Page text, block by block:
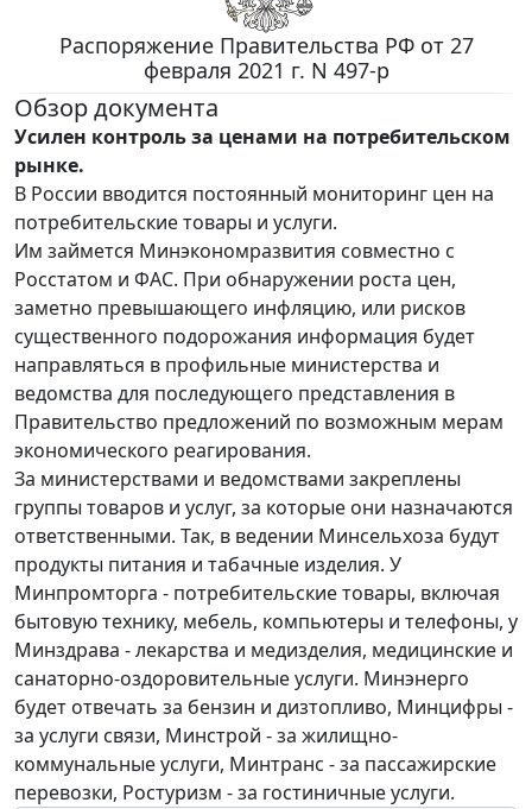
Распоряжение Правительства РФ от 27
февраля 2021 г. N 497-р
Обзор документа
Усилен контроль за ценами на потребительском
рынке.
В России вводится постоянный мониторинг цен на
потребительские товары и услуги.
Им займется Минэкономразвития совместно с
Росстатом и ФАС. При обнаружении роста цен,
заметно превышающего инфляцию, или рисков
существенного подорожания информация будет
направляться в профильные министерства и
ведомства для последующего представления в
Правительство предложений по возможным мерам
экономического реагирования.
За министерствами и ведомствами закреплены
группы товаров и услуг, за которые они назначаются
ответственными. Так, в ведении Минсельхоза будут
продукты питания и табачные изделия. У
Минпромторга - потребительские товары, включая
бытовую технику, мебель, компьютеры и телефоны, у
Минздрава - лекарства и медизделия, медицинские и
санаторно-оздоровительные услуги. Минэнерго
будет отвечать за бензин и дизтопливо, Минцифры -
за услуги связи, Минстрой - за жилищно-
коммунальные услуги, Минтранс - за пассажирские
перевозки, Ростуризм - за гостиничные услуги.